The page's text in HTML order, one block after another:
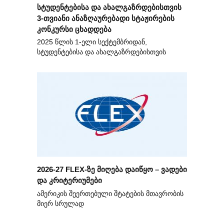
სტუდენტებისა და ახალგაზრდებისთვის
3-თვიანი ანაზღაურებადი სტაჟირების
კონკურსი ცხადდება
2025 წლის 1-ელი სექტემბრიდან,
სტუდენტებისა და ახალგაზრდებისთვის
2026-27 FLEX-ზე მიღება დაიწყო – ვადები
და კრიტერიუმები
ამერიკის შეერთებული შტატების მთავრობის
მიერ სრულად